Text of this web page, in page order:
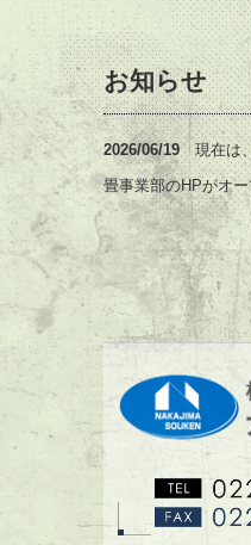
お知らせ
2026/06/19現在は、
畳事業部のHPがオ